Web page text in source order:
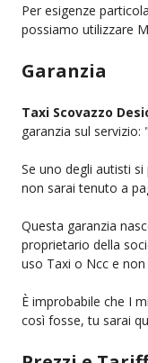
Per esigenze
possiamo utilizzare
Garanzia
Taxi Scovazzo
garanzia sul servizio: "
Se uno degli autisti
non sarai tenuto a
Questa garanzia
proprietario della
uso Taxi o Ncc e
È improbabile che I
così fosse, tu sarai